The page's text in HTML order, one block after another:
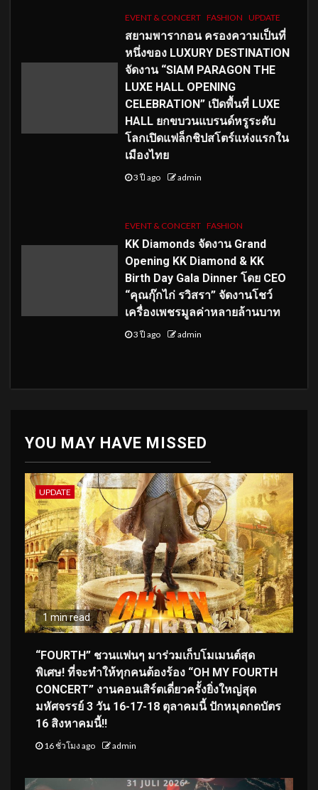
EVENT & CONCERT FASHION UPDATE
สยามพารากอน ครองความเป็นที่
หนึ่งของ LUXURY DESTINATION
จัดงาน “SIAM PARAGON THE
LUXE HALL OPENING
CELEBRATION” เปิดพื้นที่ LUXE
HALL ยกขบวนแบรนด์หรูระดับ
โลกเปิดแฟล็กชิปสโตร์แห่งแรกใน
เมืองไทย
3 ปี ago admin
EVENT & CONCERT FASHION
KK Diamonds จัดงาน Grand
Opening KK Diamond & KK
Birth Day Gala Dinner โดย CEO
“คุณกุ๊กไก่ รวิสรา” จัดงานโชว์
เครื่องเพชรมูลค่าหลายล้านบาท
3 ปี ago admin
YOU MAY HAVE MISSED
UPDATE
1 min read
“FOURTH” ชวนแฟนๆ มาร่วมเก็บโมเมนต์สุด
พิเศษ! ที่จะทำให้ทุกคนต้องร้อง “OH MY FOURTH
CONCERT” งานคอนเสิร์ตเดี่ยวครั้งยิ่งใหญ่สุด
มหัศจรรย์ 3 วัน 16-17-18 ตุลาคมนี้ ปักหมุดกดบัตร
16 สิงหาคมนี้!!
16 ชั่วโมง ago admin